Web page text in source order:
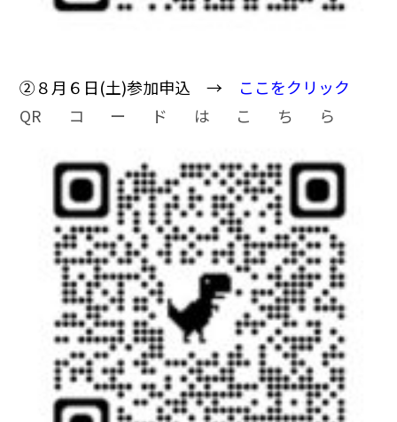
➁８月６日(土)参加申込 → ここをクリック
QRコードはこちら